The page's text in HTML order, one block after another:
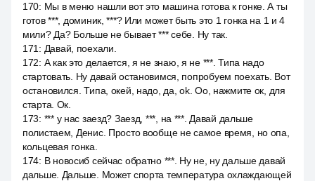
170: Мы в меню нашли вот это машина готова к гонке. А ты
готов ***, доминик, ***? Или может быть это 1 гонка на 1 и 4
мили? Да? Больше не бывает *** себе. Ну так.
171 : Давай, поехали.
172: А как это делается, я не знаю, я не ***. Типа надо
стартовать. Ну давай остановимся, попробуем поехать. Вот
остановился. Типа, окей, надо, да, ok. Оо, нажмите ок, для
старта. Ок.
173: *** у нас заезд? Заезд, ***, на ***. Давай дальше
полистаем, Денис. Просто вообще не самое время, но опа,
кольцевая гонка.
174: В новосиб сейчас обратно ***. Ну не, ну дальше давай
дальше. Дальше. Может спорта температура охлаждающей